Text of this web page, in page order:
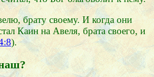
брату своему. И когда они
Каин на Авеля, брата своего, и
).